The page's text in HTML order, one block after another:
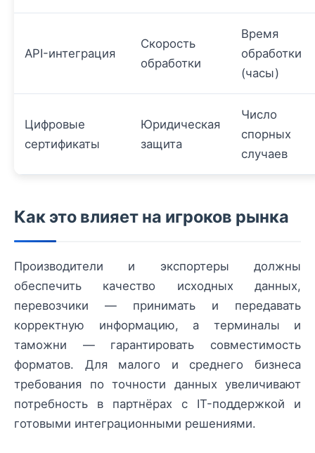
API-интеграция
Скорость
обработки
Время
обработки
(часы)
Цифровые
сертификаты
Юридическая
защита
Число
спорных
случаев
Как это влияет на игроков рынка
Производители и экспортеры должны
обеспечить качество исходных данных,
перевозчики — принимать и передавать
корректную информацию, а терминалы и
таможни — гарантировать совместимость
форматов. Для малого и среднего бизнеса
требования по точности данных увеличивают
потребность в партнёрах с IT-поддержкой и
готовыми интеграционными решениями.